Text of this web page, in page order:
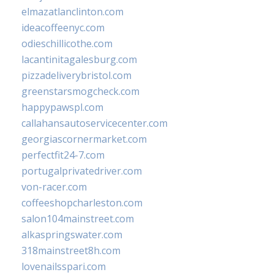
elmazatlanclinton.com
ideacoffeenyc.com
odieschillicothe.com
lacantinitagalesburg.com
pizzadeliverybristol.com
greenstarsmogcheck.com
happypawspl.com
callahansautoservicecenter.com
georgiascornermarket.com
perfectfit24-7.com
portugalprivatedriver.com
von-racer.com
coffeeshopcharleston.com
salon104mainstreet.com
alkaspringswater.com
318mainstreet8h.com
lovenailsspari.com